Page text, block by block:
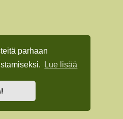
parhaan
Lue lisää